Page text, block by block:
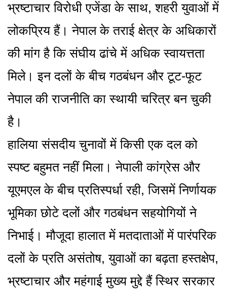
भ्रष्टाचार विरोधी एजेंडा के साथ, शहरी युवाओं में
लोकप्रिय हैं। नेपाल के तराई क्षेत्र के अधिकारों
की मांग है कि संघीय ढांचे में अधिक स्वायत्तता
मिले। इन दलों के बीच गठबंधन और टूट-फूट
नेपाल की राजनीति का स्थायी चरित्र बन चुकी
है।
हालिया संसदीय चुनावों में किसी एक दल को
स्पष्ट बहुमत नहीं मिला। नेपाली कांग्रेस और
यूएमएल के बीच प्रतिस्पर्धा रही, जिसमें निर्णायक
भूमिका छोटे दलों और गठबंधन सहयोगियों ने
निभाई। मौजूदा हालात में मतदाताओं में पारंपरिक
दलों के प्रति असंतोष, युवाओं का बढ़ता हस्तक्षेप,
भ्रष्टाचार और महंगाई मुख्य मुद्दे हैं स्थिर सरकार